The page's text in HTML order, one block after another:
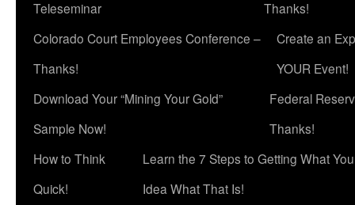
Teleseminar
Thanks!
Colorado Court Employees Conference –
Thanks!
Create an
YOUR Event!
Download Your “Mining Your Gold”
Sample Now!
Federal
Thanks!
How to Think
Quick!
Learn the 7 Steps to Getting What
Idea What That Is!